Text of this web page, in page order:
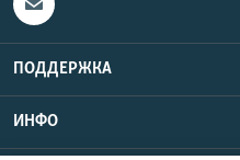
ПОДДЕРЖКА
ИНФО